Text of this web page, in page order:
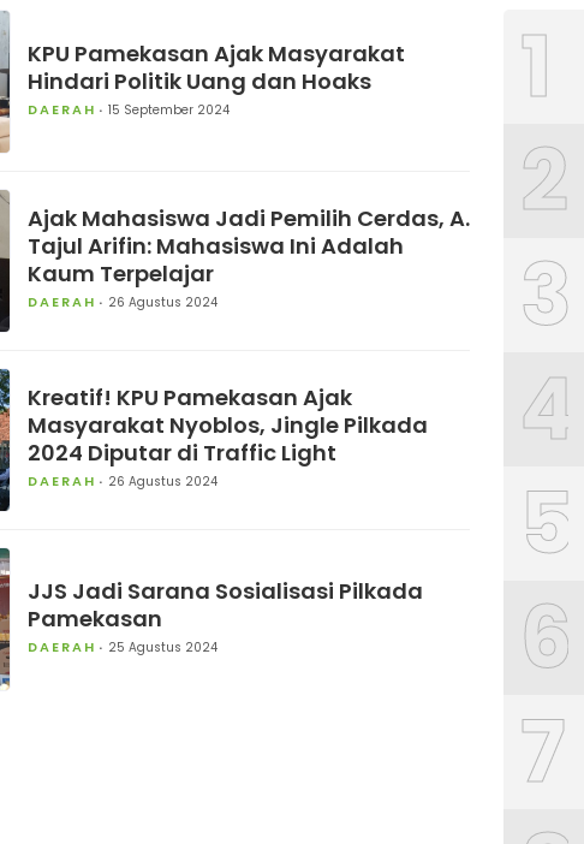
KPU Pamekasan Ajak Masyarakat
Hindari Politik Uang dan Hoaks
DAERAH 15 September 2024
Ajak Mahasiswa Jadi Pemilih Cerdas, A.
Tajul Arifin: Mahasiswa Ini Adalah
Kaum Terpelajar
DAERAH 26 Agustus 2024
Kreatif! KPU Pamekasan Ajak
Masyarakat Nyoblos, Jingle Pilkada
2024 Diputar di Traffic Light
DAERAH 26 Agustus 2024
JJS Jadi Sarana Sosialisasi Pilkada
Pamekasan
DAERAH 25 Agustus 2024
1
2
3
4
5
6
7